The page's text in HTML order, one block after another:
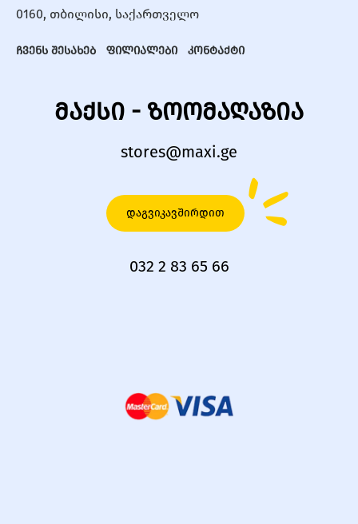
0160, თბილისი, საქართველო
ჩვენს შესახებ ფილიალები კონტაქტი
მაქსი - ზოომაღაზია
stores@maxi.ge
დაგვიკავშირდით
032 2 83 65 66